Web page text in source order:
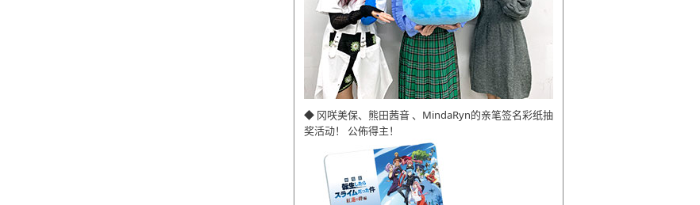
◆ 冈咲美保、熊田茜音 、MindaRyn的亲笔签名彩纸抽
奖活动！ 公佈得主！